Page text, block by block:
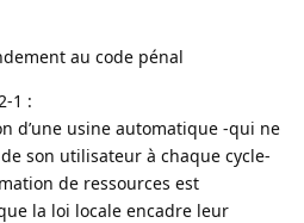
au code pénal
1 :
d’une usine automatique -qui ne
son utilisateur à chaque cycle-
de ressources est
la loi locale encadre leur